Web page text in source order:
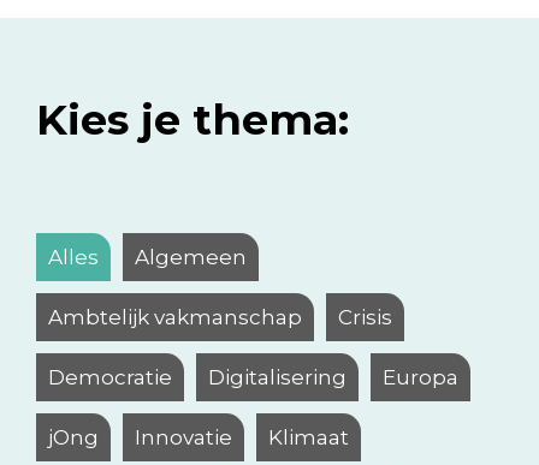
Kies je thema:
Alles Algemeen
Ambtelijk vakmanschap Crisis
Democratie Digitalisering Europa
jOng Innovatie Klimaat